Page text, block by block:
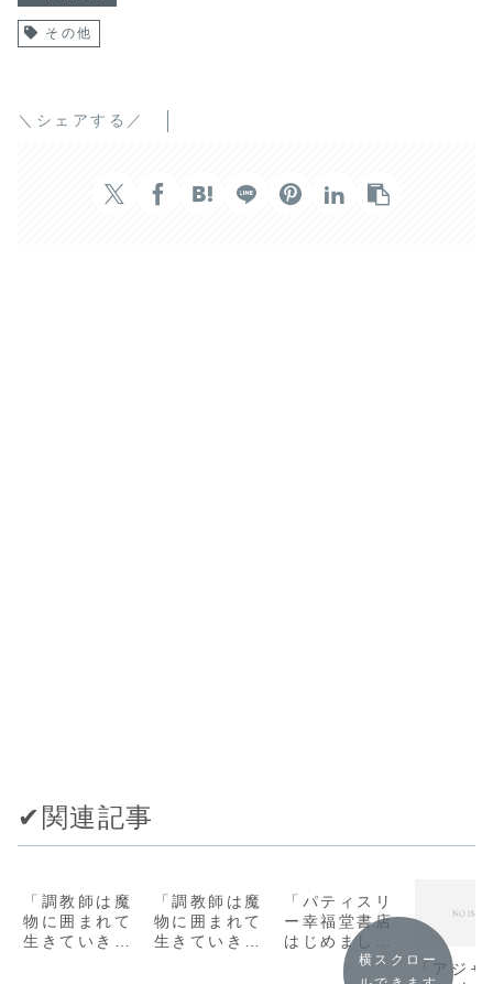
その他
＼シェアする／
✔︎関連記事
「調教師は魔
物に囲まれて
生きていきま
「調教師は魔
物に囲まれて
生きていきま
「パティスリ
ー幸福堂書店
はじめました
(双葉文庫)/秦
「アジャ
横スクロー